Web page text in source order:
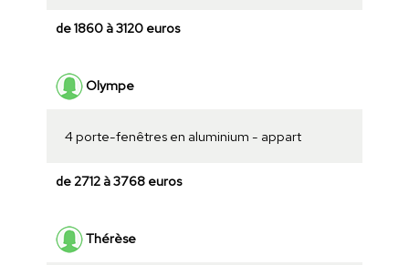
de 1860 à 3120 euros
Olympe
4 porte-fenêtres en aluminium - appart
de 2712 à 3768 euros
Thérèse